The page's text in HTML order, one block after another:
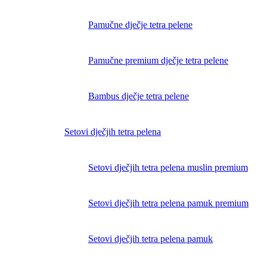
Pamučne dječje tetra pelene
Pamučne premium dječje tetra pelene
Bambus dječje tetra pelene
Setovi dječjih tetra pelena
Setovi dječjih tetra pelena muslin premium
Setovi dječjih tetra pelena pamuk premium
Setovi dječjih tetra pelena pamuk